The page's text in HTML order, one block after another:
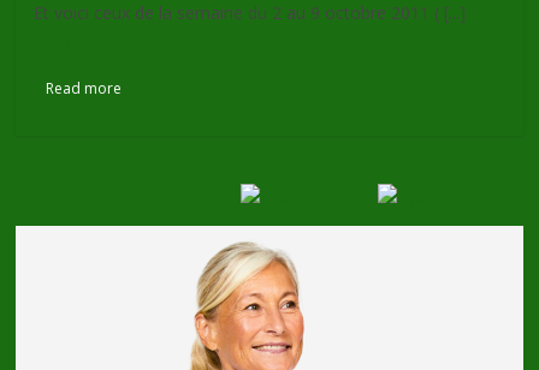
Et voici ceux de la semaine du 2 au 9 octobre 2011 ( [...]
Read more